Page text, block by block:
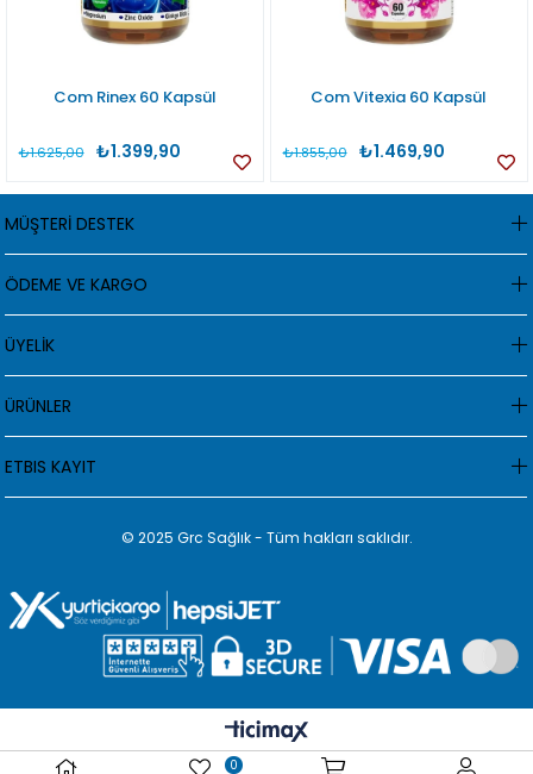
Com Rinex 60 Kapsül
₺1.399,90
₺1.625,00
Com Vitexia 60 Kapsül
₺1.469,90
₺1.855,00
MÜŞTERİ DESTEK
ÖDEME VE KARGO
ÜYELİK
ÜRÜNLER
ETBIS KAYIT
© 2025 Grc Sağlık - Tüm hakları saklıdır.
0